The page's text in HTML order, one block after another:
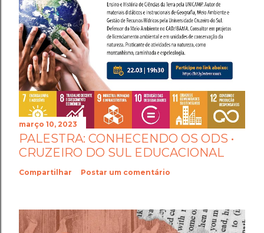
março 10, 2023
PALESTRA: CONHECENDO OS ODS •
CRUZEIRO DO SUL EDUCACIONAL
Compartilhar Postar um comentário